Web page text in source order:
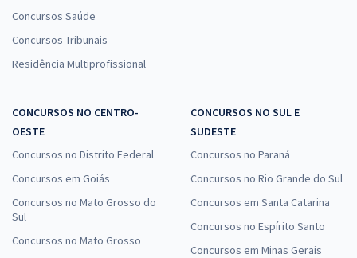
Concursos Saúde
Concursos Tribunais
Residência Multiprofissional
CONCURSOS NO CENTRO-
OESTE
Concursos no Distrito Federal
Concursos em Goiás
Concursos no Mato Grosso do
Sul
Concursos no Mato Grosso
CONCURSOS NO SUL E
SUDESTE
Concursos no Paraná
Concursos no Rio Grande do Sul
Concursos em Santa Catarina
Concursos no Espírito Santo
Concursos em Minas Gerais